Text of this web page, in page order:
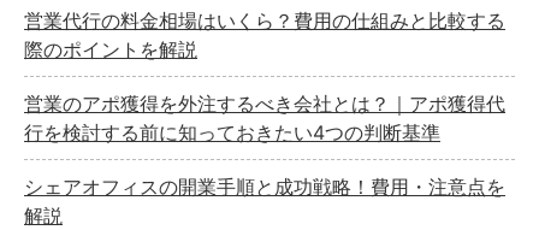
営業代行の料金相場はいくら？費用の仕組みと比較する
際のポイントを解説
営業のアポ獲得を外注するべき会社とは？｜アポ獲得代
行を検討する前に知っておきたい4つの判断基準
シェアオフィスの開業手順と成功戦略！費用・注意点を
解説